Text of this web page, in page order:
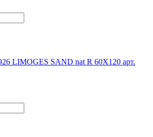
LIMOGES SAND nat R 60X120 арт.